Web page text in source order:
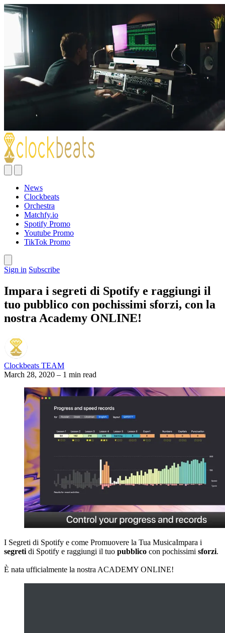
News
Clockbeats
Orchestra
Matchfy.io
Spotify Promo
Youtube Promo
TikTok Promo
Sign in Subscribe
Impara i segreti di Spotify e raggiungi il
tuo pubblico con pochissimi sforzi, con la
nostra Academy ONLINE!
Clockbeats TEAM
March 28, 2020 – 1 min read
I Segreti di Spotify e come Promuovere la Tua MusicaImpara i
segreti di Spotify e raggiungi il tuo pubblico con pochissimi sforzi.
È nata ufficialmente la nostra ACADEMY ONLINE!